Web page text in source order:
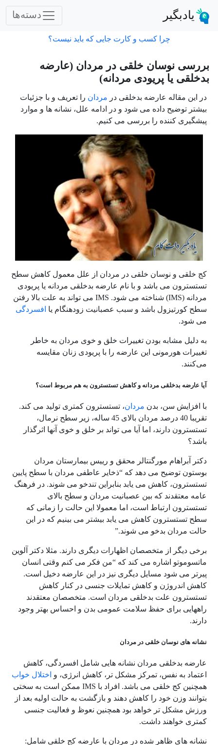
یادبگیر دسته‌ها
چرا کسب و کارت جایی که باید نیست؟
بررسی نوسان خلقی در مردان (عارضه
بدخلقی یا پریودی مردانه)
در این مقاله عارضه بدخلقی در مردان را تعریف و با جزئیات
بیشتر توضیح داده می شود و در ادامه علل، نشانه ها و موارد
پیشگیری کننده را بررسی می کنیم.
کج خلقی و نوسان خلقی در مردان از علل معمول کاهش سطح
تستسترون می باشد و با نام عارضه بدخلقی مردانه یا پریودی
مردانه (IMS) شناخته می شود. IMS می تواند به علت بالا رفتن
سطح کورتیزول باشد و سبب عصبانیت زودهنگام یا افسردگی
می شود.
به دلیل مشابه بودن تغییرات خلق و خوی مردان به خاطر
تغییرات هورمونی این عارضه را با پریودی زنان مقایسه
می‌کنند.
آیا عارضه بدخلقی مردانه و کاهش تستسترون به هم مربوط است؟
با افزایش سن، بدن مردان، تستسترون کمتری تولید می کند.
تقریبا 40 درصد مردان بالای 45 ساله، زیر سطح نرمال،
تستسترون دارند، اما آیا می تواند بر خلق و خوی آنها اثرگذار
باشد؟
دکتر آبراهام مورگنتالر محقق و رییس بیمارستان مردان
بوستون توضیح می دهد که “ذخایر عاطفی مردان با سطح پایین
تستسترون، کاهش می یابد بنابراین تندخو می شوند. در فرهنگ
عامه معتقدند که بین عصبانیت مردان و سطح بالای
تستسترون ارتباط است، اما معمولا این حالت را زمانی که
سطح تستسترون کاهش می یابد بیشتر می بینیم که در این
حالت مردان بدخو می شوند.”
برخی دیگر از متخصصان اظهارات دیگری دارند. مثلا دکتر آلوین
ماتسوموتو اشاره می کند که “من فکر می کنم وقتی انسان
پیرتر می شود مسایل دیگری نیز در این عارضه دخیل است.
کاهش اندروژن و کاهش تمایلات جنسی در کنار کاهش
تستسترون علت بدخلقی مردان است. متخصصان معتقدند
راههایی برای حفظ سلامت عمومی بدن و احساس بهتر وجود
دارند.
نشانه های نوسان خلقی در مردان
عارضه بدخلقی مردان نشانه هایی شامل افسردگی، کاهش
اعتماد به نفس، تمرکز مشکل تر، کاهش انرژی، و اختلال خواب
همچنین کج خلقی می باشد. افراد با IMS ممکن است به سختی
بتوانند وزن خود را کاهش دهند و بازگشت به حالت اولیه بعد از
ورزش مشکل تر خواهد بود همچنین نعوظ و فعالیت جنسی
کمتری خواهند داشت.
نشانه های ظاهر شده در مردان با عارضه کج خلقی شامل: